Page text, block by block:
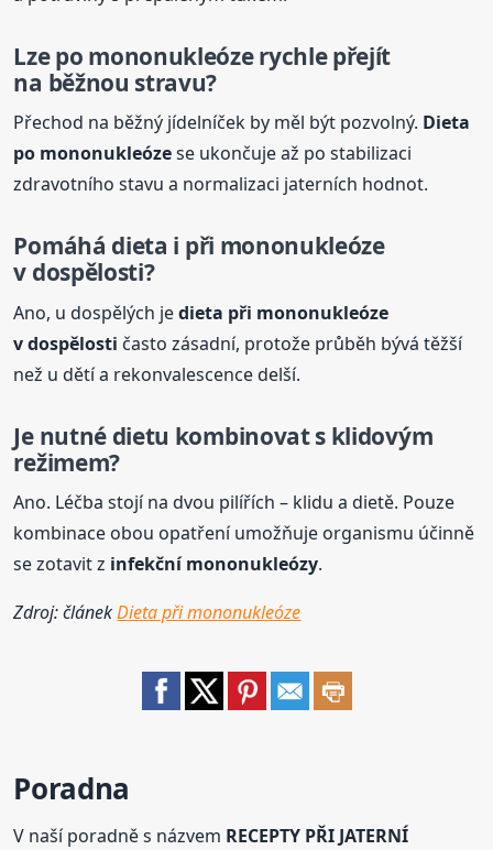
Lze po mononukleóze rychle přejít
na běžnou stravu?
Přechod na běžný jídelníček by měl být pozvolný. Dieta
po mononukleózese ukončuje až po stabilizaci
zdravotního stavu a normalizaci jaterních hodnot.
Pomáhá dieta i při mononukleóze
v dospělosti?
Ano, u dospělých jedieta při mononukleóze
v dospělosti často zásadní, protože průběh bývá těžší
než u dětí a rekonvalescence delší.
Je nutné dietu kombinovat s klidovým
režimem?
Ano. Léčba stojí na dvou pilířích – klidu a dietě. Pouze
kombinace obou opatření umožňuje organismu účinně
se zotavit z infekční mononukleózy.
Zdroj: článekDieta při mononukleóze
Poradna
V naší poradně s názvem RECEPTY PŘI JATERNÍ